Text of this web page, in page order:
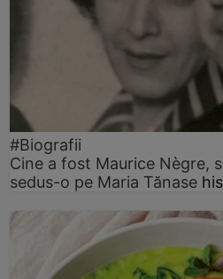
#Biografii
Cine a fost Maurice Nègre,
sedus-o pe Maria Tănase